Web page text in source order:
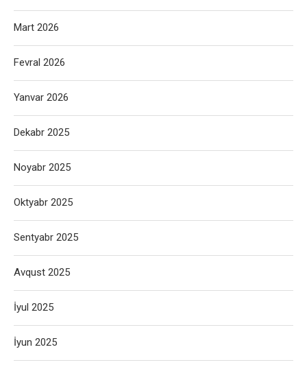
Mart 2026
Fevral 2026
Yanvar 2026
Dekabr 2025
Noyabr 2025
Oktyabr 2025
Sentyabr 2025
Avqust 2025
İyul 2025
İyun 2025